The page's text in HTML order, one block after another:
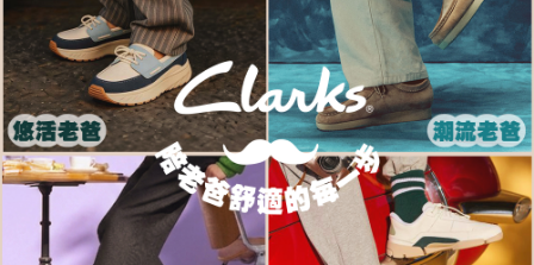
５．嚴禁一人註冊多個帳號或使用他人資訊註冊。若發現惡意使用之情形，
恩沛科技股份有限公司將有權停止該用戶之使用額度並採取法律行動。